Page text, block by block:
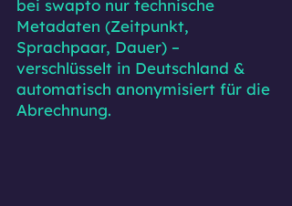
bei swapto nur technische
Metadaten (Zeitpunkt,
Sprachpaar, Dauer) –
verschlüsselt in Deutschland &
automatisch anonymisiert für die
Abrechnung.